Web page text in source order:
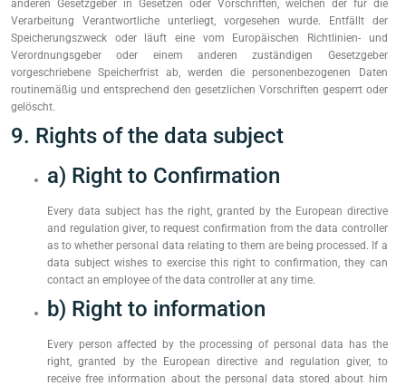
anderen Gesetzgeber in Gesetzen oder Vorschriften, welchen der für die
Verarbeitung Verantwortliche unterliegt, vorgesehen wurde. Entfällt der
Speicherungszweck oder läuft eine vom Europäischen Richtlinien- und
Verordnungsgeber oder einem anderen zuständigen Gesetzgeber
vorgeschriebene Speicherfrist ab, werden die personenbezogenen Daten
routinemäßig und entsprechend den gesetzlichen Vorschriften gesperrt oder
gelöscht.
9. Rights of the data subject
a) Right to Confirmation
Every data subject has the right, granted by the European directive
and regulation giver, to request confirmation from the data controller
as to whether personal data relating to them are being processed. If a
data subject wishes to exercise this right to confirmation, they can
contact an employee of the data controller at any time.
b) Right to information
Every person affected by the processing of personal data has the
right, granted by the European directive and regulation giver, to
receive free information about the personal data stored about him